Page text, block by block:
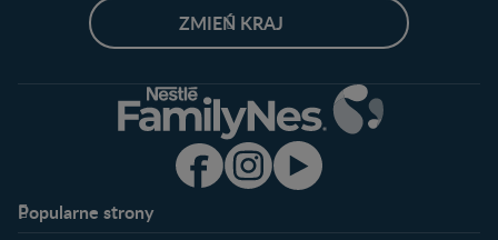
ZMIEŃ KRAJ
Popularne strony​